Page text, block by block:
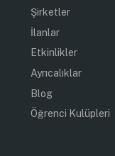
Şirketler
İlanlar
Etkinlikler
Ayrıcalıklar
Blog
Öğrenci Kulüpleri